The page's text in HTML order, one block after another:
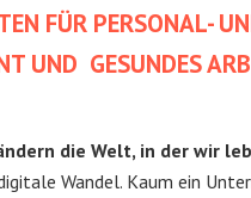
FÜR PERSONAL-
UND GESUNDES
die Welt, in der wir
Wandel. Kaum ein